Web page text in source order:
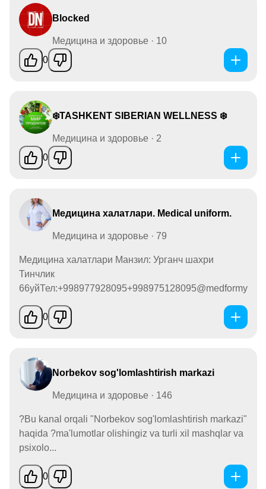
Blocked
Медицина и здоровье · 10
0
❄️TASHKENT SIBERIAN WELLNESS ❄️
Медицина и здоровье · 2
0
Медицина халатлари. Medical uniform.
Медицина и здоровье · 79
Медицина халатлари Манзил: Урганч шахри
Тинчлик
66уйТел:+998977928095+998975128095@medformy
0
Norbekov sog'lomlashtirish markazi
Медицина и здоровье · 146
?Bu kanal orqali "Norbekov sog'lomlashtirish markazi"
haqida ?ma'lumotlar olishingiz va turli xil mashqlar va
psixolo...
0